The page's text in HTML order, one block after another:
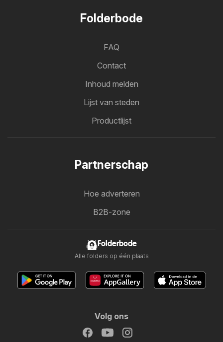
Folderbode
FAQ
Contact
Inhoud melden
Lijst van steden
Productlijst
Partnerschap
Hoe adverteren
B2B-zone
Folderbode
Alle folders op één plaats
Volg ons